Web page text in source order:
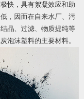
快，具有絮凝效应和助
，因而在自来水厂、污
晶、过滤、物质提纯等
泡沫塑料的主要材料。